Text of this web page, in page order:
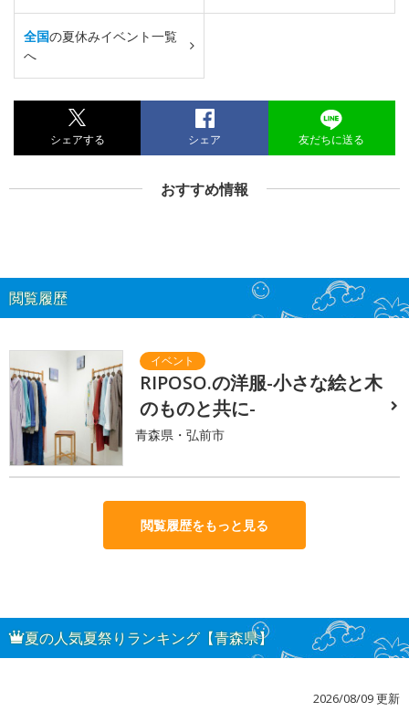
全国の夏休みイベント一覧
へ
シェアする シェア 友だちに送る
おすすめ情報
閲覧履歴
RIPOSO.の洋服-小さな絵と木
のものと共に-
青森県・弘前市
閲覧履歴をもっと見る
夏の人気夏祭りランキング【青森県】
2026/08/09 更新